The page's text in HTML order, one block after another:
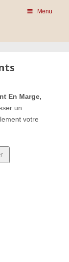
Menu
En Marge,
un
votre